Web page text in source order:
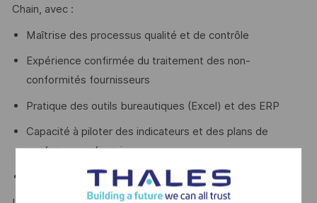
Chain, avec :
Maîtrise des processus qualité et de contrôle
Expérience confirmée du traitement des non-
conformités fournisseurs
Pratique des outils bureautiques (Excel) et des ERP
Capacité à piloter des indicateurs et des plans de
performance fournisseurs
Maîtrise obligatoire de deux langues, dont l’anglais